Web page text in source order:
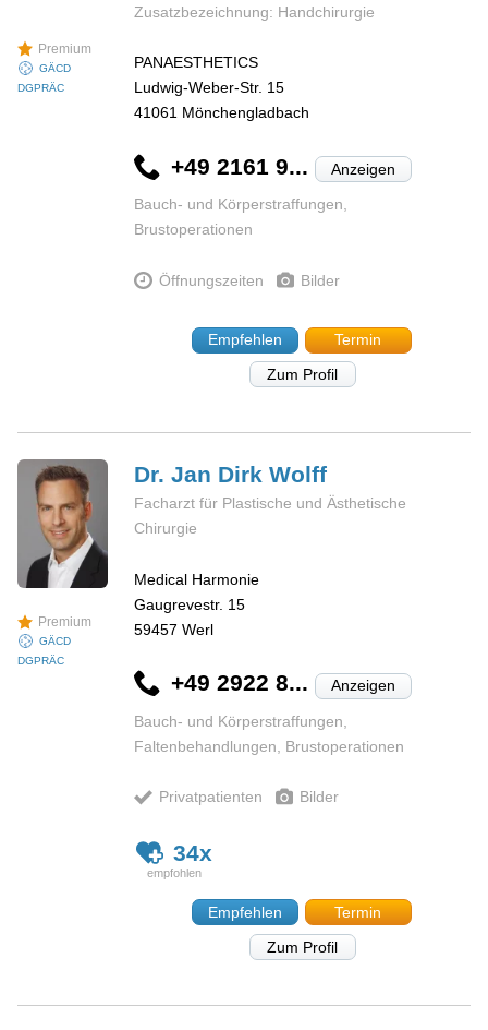
Premium
GÄCD
DGPRÄC
Zusatzbezeichnung: Handchirurgie
PANAESTHETICS
Ludwig-Weber-Str. 15
41061 Mönchengladbach
+49 2161 9... Anzeigen
Bauch- und Körperstraffungen,
Brustoperationen
Öffnungszeiten Bilder
Empfehlen
Termin
Zum Profil
Premium
GÄCD
DGPRÄC
Dr. Jan DirkWolff
Facharzt für Plastische und Ästhetische
Chirurgie
Medical Harmonie
Gaugrevestr. 15
59457 Werl
+49 2922 8... Anzeigen
Bauch- und Körperstraffungen,
Faltenbehandlungen, Brustoperationen
Privatpatienten Bilder
34x
Empfehlen
Termin
Zum Profil